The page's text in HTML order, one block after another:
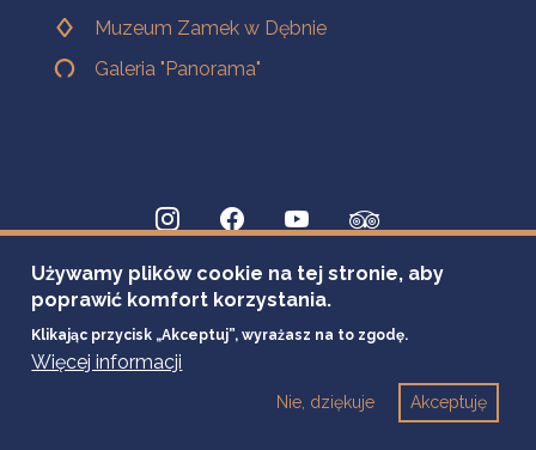
Muzeum Zamek w Dębnie
Galeria "Panorama"
Używamy plików cookie na tej stronie, aby
poprawić komfort korzystania.
Klikając przycisk „Akceptuj”, wyrażasz na to zgodę.
Więcej informacji
Akceptuję
Nie, dziękuje